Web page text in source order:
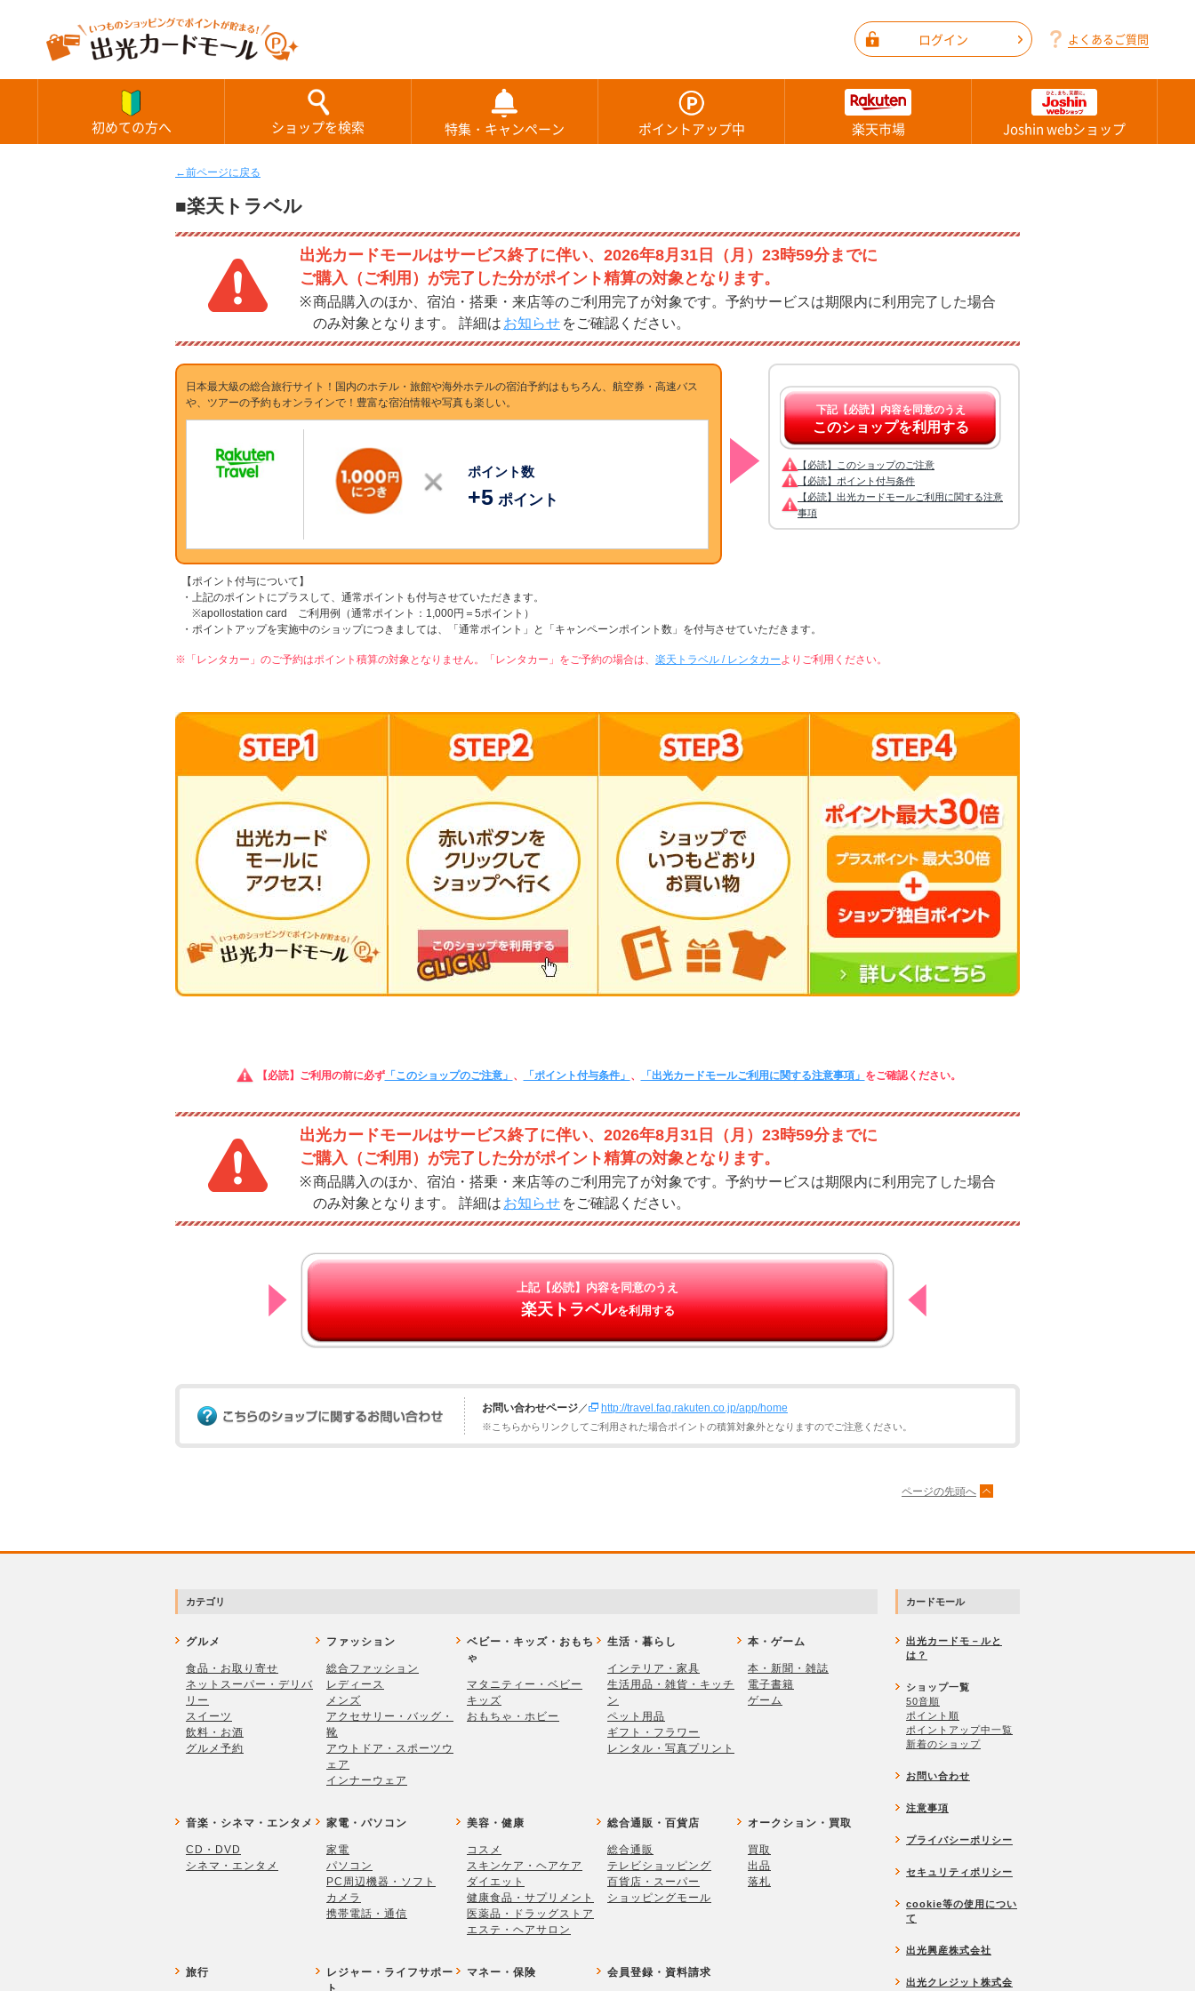
ログイン よくあるご質問
初めての方へ ショップを検索 特集・キャンペーン ポイントアップ中 楽天市場 Joshin webショップ
←前ページに戻る
■楽天トラベル
出光カードモールはサービス終了に伴い、2026年8月31日（月）23時59分までに
ご購入（ご利用）が完了した分がポイント精算の対象となります。
商品購入のほか、宿泊・搭乗・来店等のご利用完了が対象です。予約サービスは期限内に利用完了した場合
のみ対象となります。 詳細は お知らせ をご確認ください。
日本最大級の総合旅行サイト！国内のホテル・旅館や海外ホテルの宿泊予約はもちろん、航空券・高速バス
や、ツアーの予約もオンラインで！豊富な宿泊情報や写真も楽しい。
ポイント数
+5 ポイント
下記【必読】内容を同意のうえ
このショップを利用する
【必読】このショップのご注意
【必読】ポイント付与条件
【必読】出光カードモールご利用に関する注意
事項
【ポイント付与について】
・上記のポイントにプラスして、通常ポイントも付与させていただきます。
※apollostation card ご利用例（通常ポイント：1,000円＝5ポイント）
・ポイントアップを実施中のショップにつきましては、「通常ポイント」と「キャンペーンポイント数」を付与させていただきます。
※「レンタカー」のご予約はポイント積算の対象となりません。「レンタカー」をご予約の場合は、 楽天トラベル / レンタカー よりご利用ください。
【必読】ご利用の前に必ず「このショップのご注意」 、 「ポイント付与条件」 、 「出光カードモールご利用に関する注意事項」 をご確認ください。
出光カードモールはサービス終了に伴い、2026年8月31日（月）23時59分までに
ご購入（ご利用）が完了した分がポイント精算の対象となります。
商品購入のほか、宿泊・搭乗・来店等のご利用完了が対象です。予約サービスは期限内に利用完了した場合
のみ対象となります。 詳細は お知らせ をご確認ください。
上記【必読】内容を同意のうえ
楽天トラベルを利用する
お問い合わせページ ／ http://travel.faq.rakuten.co.jp/app/home
※こちらからリンクしてご利用された場合ポイントの積算対象外となりますのでご注意ください。
ページの先頭へ
カテゴリ
グルメ
食品・お取り寄せ
ネットスーパー・デリバ
リー
スイーツ
飲料・お酒
グルメ予約
ファッション
総合ファッション
レディース
メンズ
アクセサリー・バッグ・
靴
アウトドア・スポーツウ
ェア
インナーウェア
ベビー・キッズ・おもち
ゃ
マタニティー・ベビー
キッズ
おもちゃ・ホビー
生活・暮らし
インテリア・家具
生活用品・雑貨・キッチ
ン
ペット用品
ギフト・フラワー
レンタル・写真プリント
本・ゲーム
本・新聞・雑誌
電子書籍
ゲーム
音楽・シネマ・エンタメ
CD・DVD
シネマ・エンタメ
家電・パソコン
家電
パソコン
PC周辺機器・ソフト
カメラ
携帯電話・通信
美容・健康
コスメ
スキンケア・ヘアケア
ダイエット
健康食品・サプリメント
医薬品・ドラッグストア
エステ・ヘアサロン
総合通販・百貨店
総合通販
テレビショッピング
百貨店・スーパー
ショッピングモール
オークション・買取
買取
出品
落札
旅行
レジャー・ライフサポー
ト
マネー・保険 会員登録・資料請求
カードモール
出光カードモ－ルと
は？
ショップ一覧
50音順
ポイント順
ポイントアップ中一覧
新着のショップ
お問い合わせ
注意事項
プライバシーポリシー
セキュリティポリシー
cookie等の使用につい
て
出光興産株式会社
出光クレジット株式会